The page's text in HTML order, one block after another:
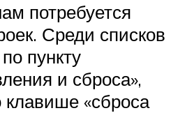
потребуется
Среди списков
пункту
и сброса»,
клавише «сброса